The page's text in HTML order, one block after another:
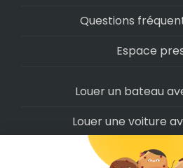
Questions
Espace
Louer un bateau
Louer une voiture
Louer une moto